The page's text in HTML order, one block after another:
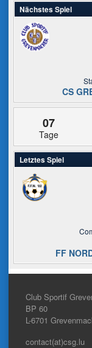
Nächstes Spiel
CS
07
Tage
Letztes Spiel
FF
Club Sportif
BP 60
L-6701
contact(at)csg.lu